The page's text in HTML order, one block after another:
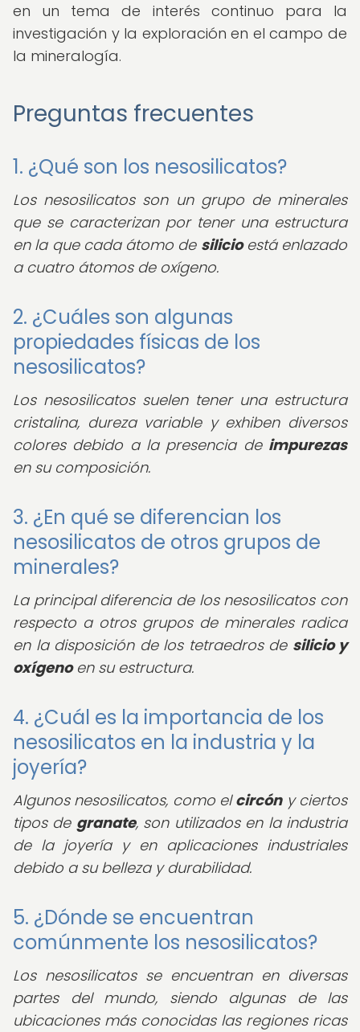
en un tema de interés continuo para la
investigación y la exploración en el campo de
la mineralogía.
Preguntas frecuentes
1. ¿Qué son los nesosilicatos?
Los nesosilicatos son un grupo de minerales
que se caracterizan por tener una estructura
en la que cada átomo de silicioestá enlazado
a cuatro átomos de oxígeno.
2. ¿Cuáles son algunas
propiedades físicas de los
nesosilicatos?
Los nesosilicatos suelen tener una estructura
cristalina, dureza variable y exhiben diversos
colores debido a la presencia de impurezas
en su composición.
3. ¿En qué se diferencian los
nesosilicatos de otros grupos de
minerales?
La principal diferencia de los nesosilicatos con
respecto a otros grupos de minerales radica
en la disposición de los tetraedros de silicio y
oxígenoen su estructura.
4. ¿Cuál es la importancia de los
nesosilicatos en la industria y la
joyería?
Algunos nesosilicatos, como elcircóny ciertos
tipos de granate, son utilizados en la industria
de la joyería y en aplicaciones industriales
debido a su belleza y durabilidad.
5. ¿Dónde se encuentran
comúnmente los nesosilicatos?
Los nesosilicatos se encuentran en diversas
partes del mundo, siendo algunas de las
ubicaciones más conocidas las regiones ricas